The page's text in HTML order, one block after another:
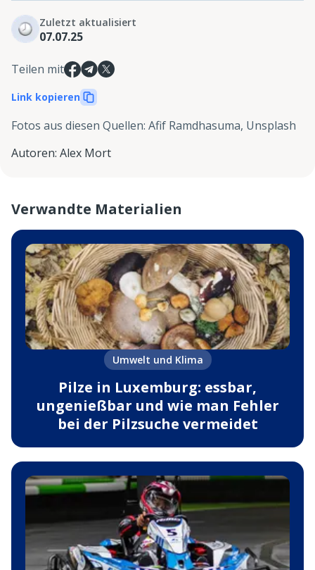
Zuletzt aktualisiert
07.07.25
Teilen mit
Link kopieren
Fotos aus diesen Quellen: Afif Ramdhasuma, Unsplash
Autoren: Alex Mort
Verwandte Materialien
Umwelt und Klima
Pilze in Luxemburg: essbar,
ungenießbar und wie man Fehler
bei der Pilzsuche vermeidet